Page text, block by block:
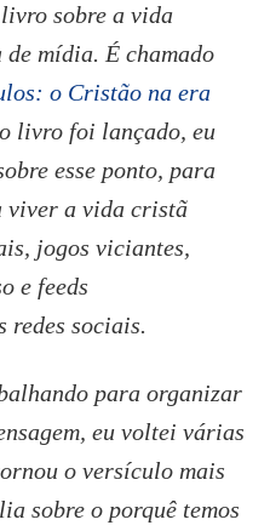
sobre a vida
mídia. É chamado
o Cristão na era
livro foi lançado, eu
esse ponto, para
viver a vida cristã
jogos viciantes,
e feeds
redes sociais.
para organizar
eu voltei várias
o versículo mais
sobre o porquê temos